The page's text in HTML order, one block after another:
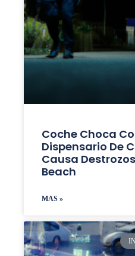
Coche Choca
Dispensario De
Causa
Beach
MAS »